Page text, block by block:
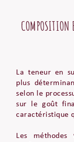
La teneur en
plus
selon le
sur le goût
caractéristique
Les méthodes